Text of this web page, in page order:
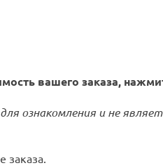
вашего заказа,
ознакомления и не
заказа.